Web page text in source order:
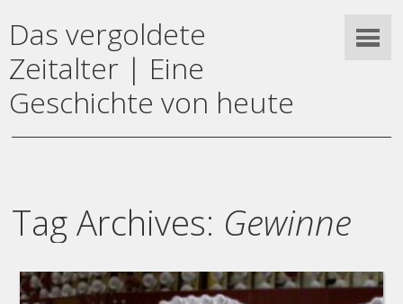
Das vergoldete
Zeitalter | Eine
Geschichte von heute
Tag Archives: Gewinne